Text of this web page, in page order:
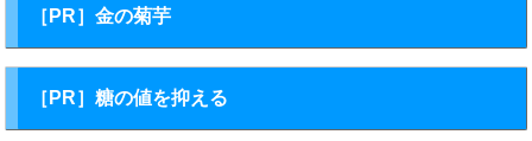
［PR］金の菊芋
［PR］糖の値を抑える